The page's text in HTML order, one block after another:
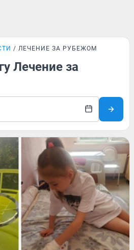
ЛЕЧЕНИЕ ЗА РУБЕЖОМ
Лечение за